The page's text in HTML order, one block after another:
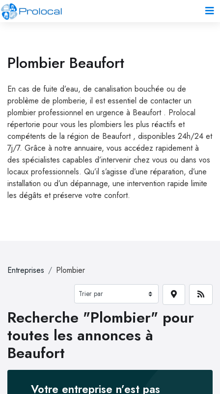
Plombier Beaufort
En cas de fuite d’eau, de canalisation bouchée ou de
problème de plomberie, il est essentiel de contacter un
plombier professionnel en urgence à Beaufort . Prolocal
répertorie pour vous les plombiers les plus réactifs et
compétents de la région de Beaufort , disponibles 24h/24 et
7j/7. Grâce à notre annuaire, vous accédez rapidement à
des spécialistes capables d’intervenir chez vous ou dans vos
locaux professionnels. Qu’il s’agisse d’une réparation, d’une
installation ou d’un dépannage, une intervention rapide limite
les dégâts et préserve votre confort.
Entreprises Plombier
Recherche "Plombier" pour
toutes les annonces à
Beaufort
Votre entreprise n’est pas